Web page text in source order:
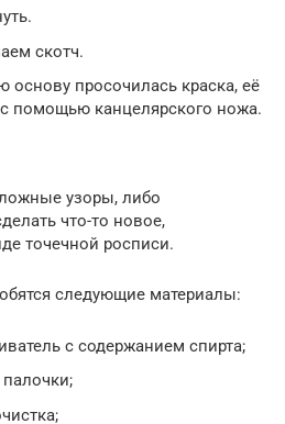
скотч.
основу просочилась краска, её
помощью канцелярского ножа.
узоры, либо
что-то новое,
точечной росписи.
следующие материалы:
с содержанием спирта;